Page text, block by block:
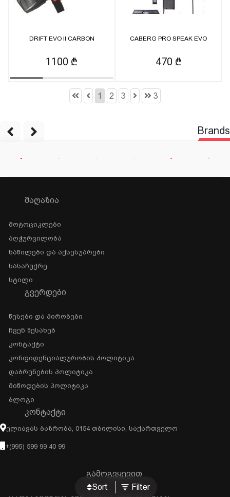
Sort Filter
DRIFT EVO II CARBON
1100 ₾
CABERG PRO SPEAK EVO
470 ₾
1 2 3 3
Brands
ᲛᲐᲦᲐᲖᲘᲐ
Მოტოციკლები
Აღჭურვილობა
Ნაწილები Და Აქსესუარები
Სასაჩუქრე
Სტილი
ᲒᲕᲔᲠᲓᲔᲑᲘ
Წესები Და Პირობები
Ჩვენ Შესახებ
Კონტაქტი
Კონფიდენციალურობის Პოლიტიკა
Დაბრუნების Პოლიტიკა
Მიწოდების Პოლიტიკა
Ბლოგი
ᲙᲝᲜᲢᲐᲥᲢᲘ
Ელიავას Ბაზრობა, 0154 Თბილისი, Საქართველო
+(995) 599 99 40 99
გამოგვყევით